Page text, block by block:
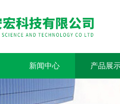
新闻中心 产品展